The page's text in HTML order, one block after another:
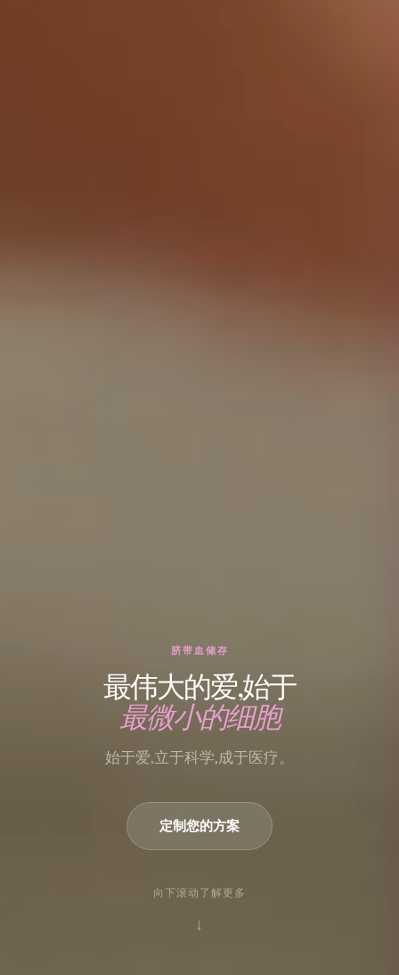
脐带血储存
最伟大的爱,始于
最微小的细胞
始于爱,立于科学,成于医疗。
定制您的方案
向下滚动了解更多
↓